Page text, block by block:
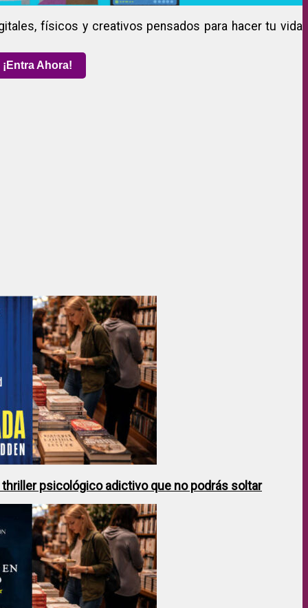
físicos y creativos pensados para hacer tu vida
¡Entra Ahora!
thriller psicológico adictivo que no podrás soltar